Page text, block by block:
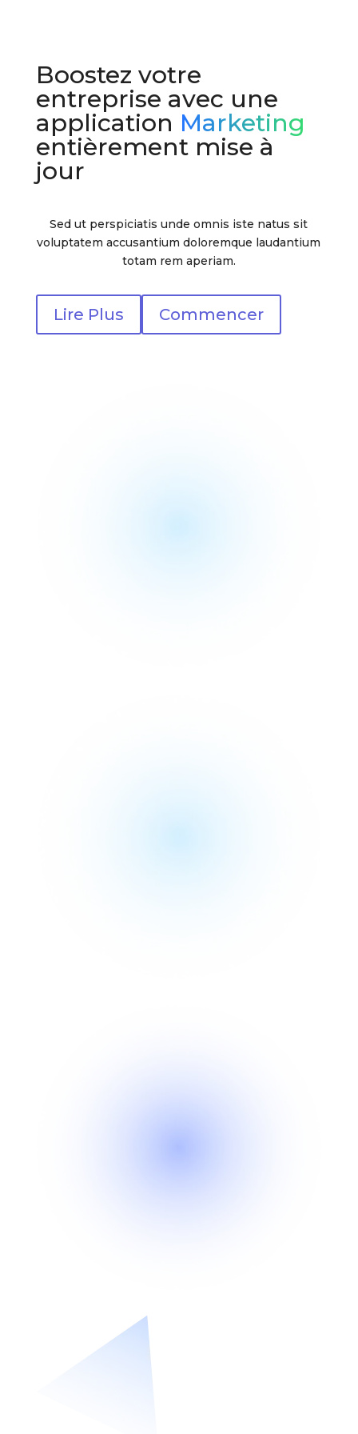
Boostez votre
entreprise avec une
application Marketing
entièrement mise à
jour
Sed ut perspiciatis unde omnis iste natus sit
voluptatem accusantium doloremque laudantium
totam rem aperiam.
Lire Plus Commencer